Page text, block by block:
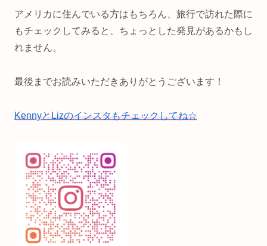
アメリカに住んでいる方はもちろん、旅行で訪れた際に
もチェックしてみると、ちょっとした発見があるかもし
れません。
最後までお読みいただきありがとうございます！
KennyとLizのインスタもチェックしてね☆